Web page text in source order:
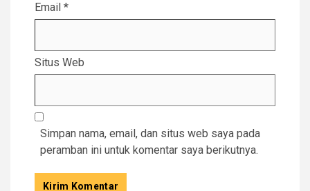
Email *
Situs Web
Simpan nama, email, dan situs web saya pada
peramban ini untuk komentar saya berikutnya.